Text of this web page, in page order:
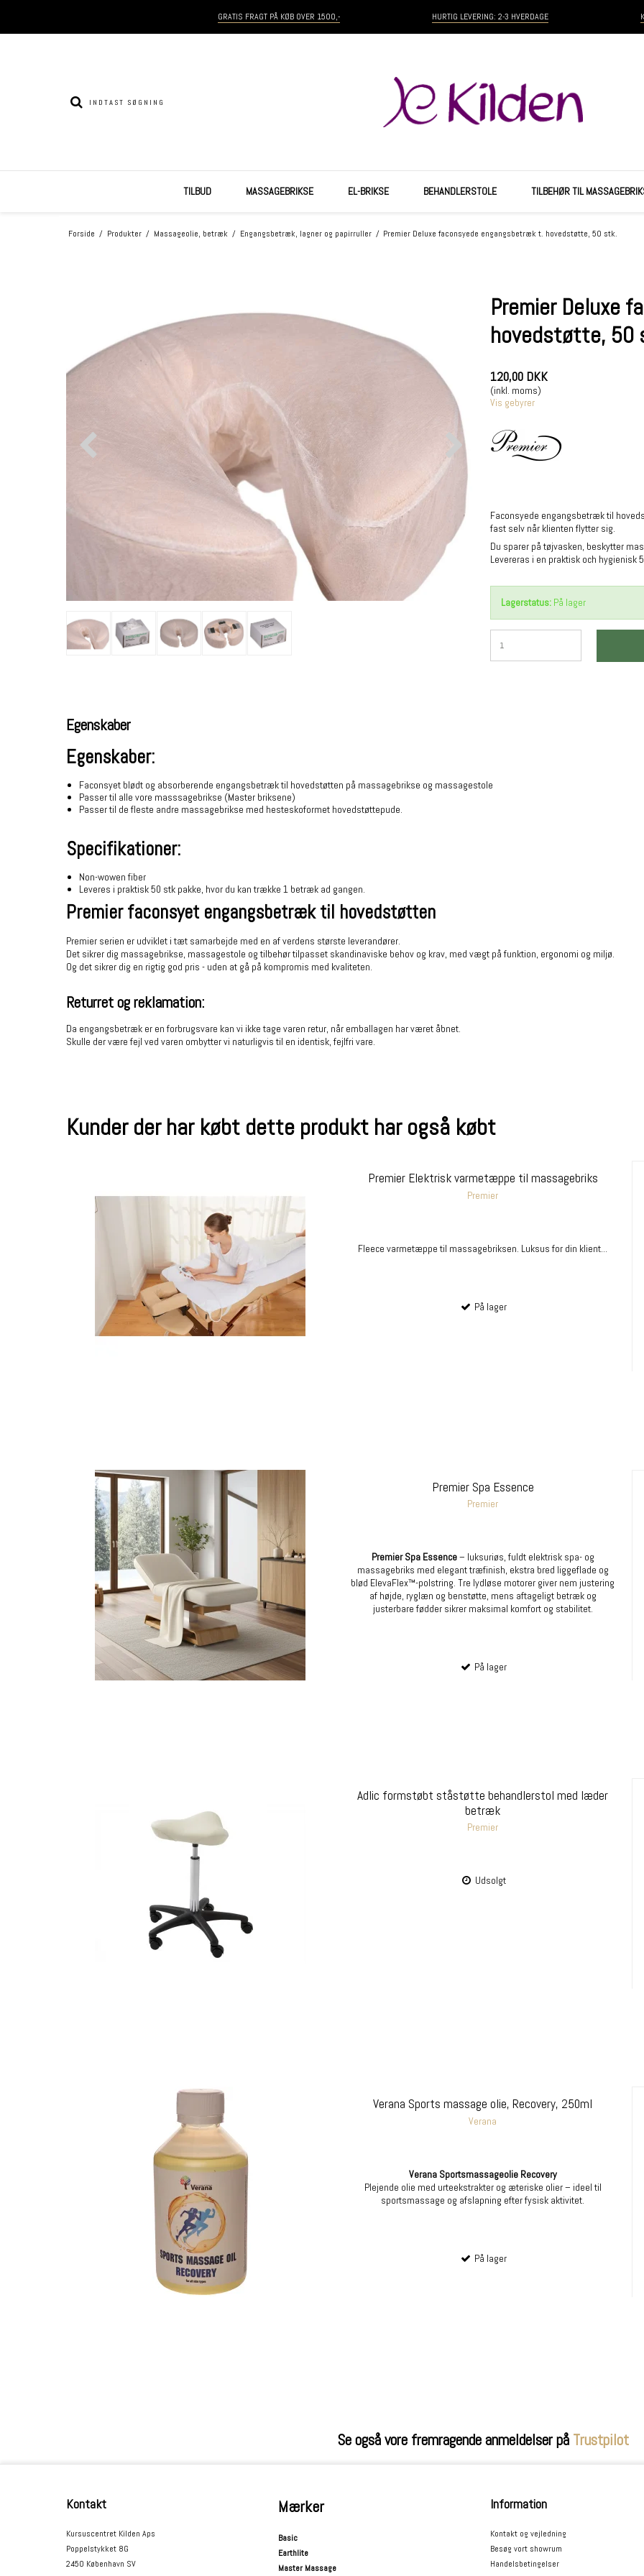
GRATIS FRAGT PÅ KØB OVER 1500,- HURTIG LEVERING: 2-3 HVERDAGE
TILBUD MASSAGEBRIKSE EL-BRIKSE BEHANDLERSTOLE TILBEHØR TIL
Forside / Produkter / Massageolie, betræk / Engangsbetræk, lagner og papirruller / Premier Deluxe faconsyede engangsbetræk t. hovedstøtte, 50 stk.
Premier Deluxe
hovedstøtte, 50
120,00 DKK
(inkl. moms)
Vis gebyrer
Faconsyede engangsbetræk til
fast selv når klienten flytter sig.
Du sparer på tøjvasken, beskytter
Levereras i en praktisk och hygienisk
Lagerstatus: På lager
Egenskaber
Egenskaber:
Faconsyet blødt og absorberende engangsbetræk til hovedstøtten på massagebrikse og massagestole
Passer til alle vore masssagebrikse (Master briksene)
Passer til de fleste andre massagebrikse med hesteskoformet hovedstøttepude.
Specifikationer:
Non-wowen fiber
Leveres i praktisk 50 stk pakke, hvor du kan trække 1 betræk ad gangen.
Premier faconsyet engangsbetræk til hovedstøtten
Premier serien er udviklet i tæt samarbejde med en af verdens største leverandører.
Det sikrer dig massagebrikse, massagestole og tilbehør tilpasset skandinaviske behov og krav, med vægt på funktion, ergonomi og miljø.
Og det sikrer dig en rigtig god pris - uden at gå på kompromis med kvaliteten.
Returret og reklamation:
Da engangsbetræk er en forbrugsvare kan vi ikke tage varen retur, når emballagen har været åbnet.
Skulle der være fejl ved varen ombytter vi naturligvis til en identisk, fejlfri vare.
Kunder der har købt dette produkt har også købt
Premier Elektrisk varmetæppe til massagebriks
Premier
Fleece varmetæppe til massagebriksen. Luksus for din klient...
På lager
Premier Spa Essence
Premier
Premier Spa Essence– luksuriøs, fuldt elektrisk spa- og
massagebriks med elegant træfinish, ekstra bred liggeflade og
blød ElevaFlex™-polstring. Tre lydløse motorer giver nem justering
af højde, ryglæn og benstøtte, mens aftageligt betræk og
justerbare fødder sikrer maksimal komfort og stabilitet.
På lager
Adlic formstøbt ståstøtte behandlerstol med læder
betræk
Premier
Udsolgt
Verana Sports massage olie, Recovery, 250ml
Verana
Verana Sportsmassageolie Recovery
Plejende olie med urteekstrakter og æteriske olier – ideel til
sportsmassage og afslapning efter fysisk aktivitet.
På lager
Se også vore fremragende anmeldelser på Trustpilot
Kontakt
Kursuscentret Kilden Aps
Poppelstykket 8G
2450 København SV
Mærker
Basic
Earthlite
Master Massage
Information
Kontakt og vejledning
Besøg vort showrum
Handelsbetingelser